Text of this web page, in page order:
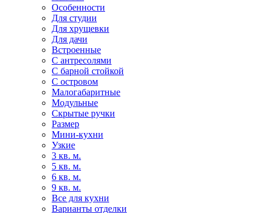
Особенности
Для студии
Для хрущевки
Для дачи
Встроенные
С антресолями
С барной стойкой
С островом
Малогабаритные
Модульные
Скрытые ручки
Размер
Мини-кухни
Узкие
3 кв. м.
5 кв. м.
6 кв. м.
9 кв. м.
Все для кухни
Варианты отделки